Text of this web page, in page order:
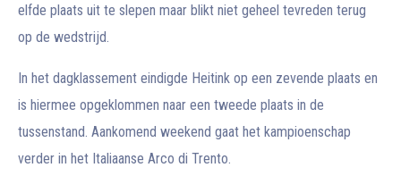
elfde plaats uit te slepen maar blikt niet geheel tevreden terug
op de wedstrijd.
In het dagklassement eindigde Heitink op een zevende plaats en
is hiermee opgeklommen naar een tweede plaats in de
tussenstand. Aankomend weekend gaat het kampioenschap
verder in het Italiaanse Arco di Trento.